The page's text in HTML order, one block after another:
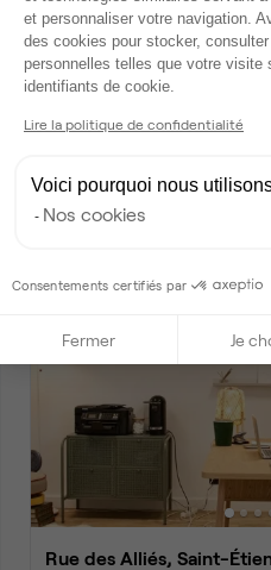
Rue des Alliés, Saint-
3 postes • 10 m2
Rue des Alliés, Saint-
et personnaliser votre navigation.
des cookies pour stocker,
personnelles telles que votre visite
identifiants de cookie.
Lire la politique de confidentialité
Voici pourquoi nous
Nos cookies
Consentements certifiés par
Fermer Je